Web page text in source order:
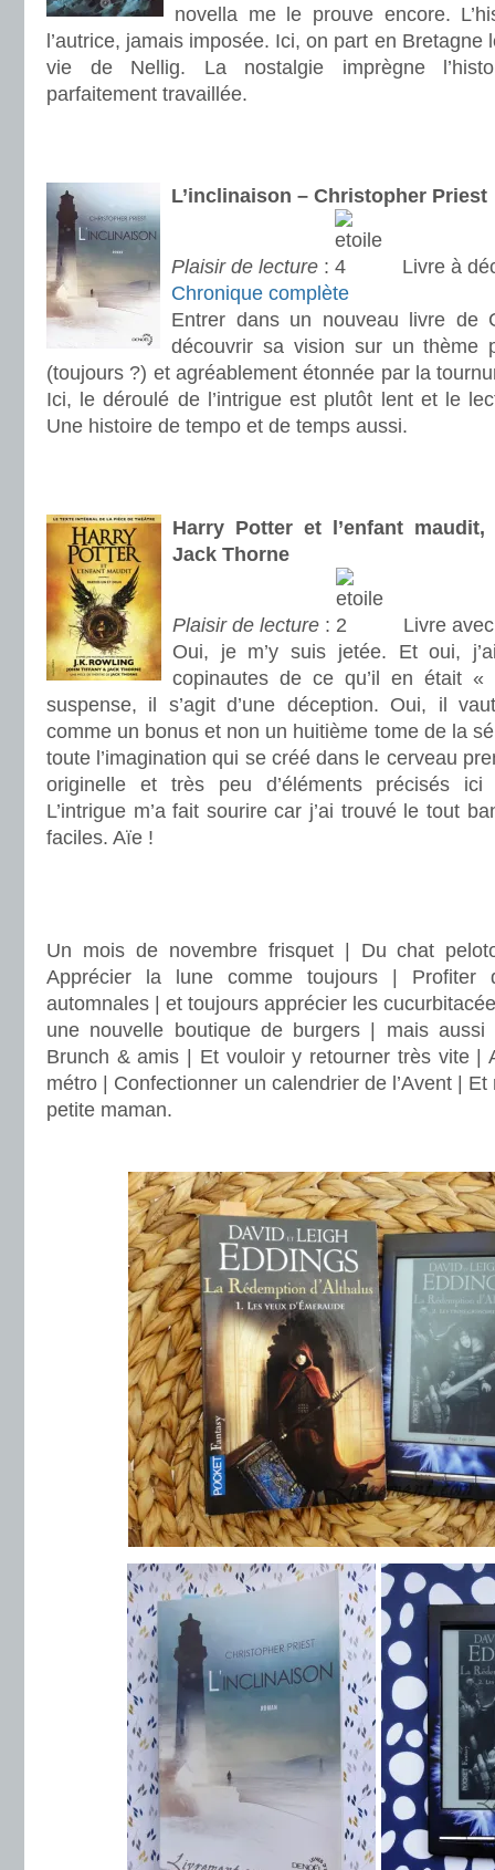
novella me le prouve encore.
l’autrice, jamais imposée. Ici, on part en Bretagne
vie de Nellig. La nostalgie imprègne
parfaitement travaillée.
L’inclinaison – Christopher Priest
Plaisir de lecture :
Livre à
Chronique complète
Entrer dans un nouveau livre de
découvrir sa vision sur un thème
(toujours ?) et agréablement étonnée par la
Ici, le déroulé de l’intrigue est plutôt lent et le
Une histoire de tempo et de temps aussi.
Harry Potter et l’enfant
Jack Thorne
Plaisir de lecture :
Livre
Oui, je m’y suis jetée. Et oui,
copinautes de ce qu’il en était «
suspense, il s’agit d’une déception. Oui, il
comme un bonus et non un huitième tome de la
toute l’imagination qui se créé dans le cerveau
originelle et très peu d’éléments précisés ici
L’intrigue m’a fait sourire car j’ai trouvé le tout
faciles. Aïe !
Un mois de novembre frisquet | Du chat
Apprécier la lune comme toujours | Profiter
automnales | et toujours apprécier les
une nouvelle boutique de burgers | mais
Brunch & amis | Et vouloir y retourner très vite |
métro | Confectionner un calendrier de l’Avent | Et
petite maman.